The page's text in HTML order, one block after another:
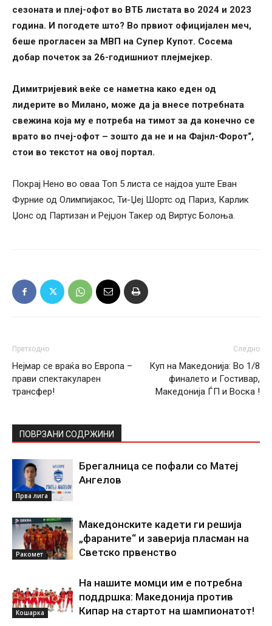
сезоната и плеј-офот во ВТБ листата во 2024 и 2023
година. И погодете што? Во првиот официјален меч,
беше прогласен за МВП на Супер Купот. Сосема
добар почеток за 26-годишниот плејмејкер.
Димитријевиќ веќе се наметна како еден од
лидерите во Милано, може да ја внесе потребната
свежина која му е потреба на тимот за да конечно се
врато во пчеј-офот – зошто да не и на Фајнл-Форот“,
стои во текстот на овој портал.
Покрај Нено во оваа Топ 5 листа се најдоа уште Еван
Фурние од Олимпијакос, Ти-Џеј Шортс од Париз, Карлик
Џонс од Партизан и Рејџон Такер од Виртус Болоња.
Претходно
Нејмар се враќа во Европа –
прави спектакуларен
трансфер!
Следно
Куп на Македонија: Во 1/8
финалето и Гостивар,
Македонија ЃП и Воска !
ПОВРЗАНИ СОДРЖИНИ
Прва лига
Брегалница се пофали со Матеј
Ангелов
Ракомет
Македонските кадети ги решија
„фараните“ и заверија пласман на
Светско првенство
Кошарка
На нашите момци им е потребна
поддршка: Македонија против
Кипар на стартот на шампионатот!